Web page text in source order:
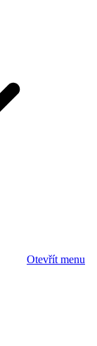
Otevřít menu